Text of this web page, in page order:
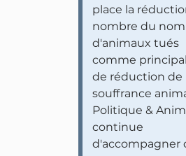
place la
nombre du
d'animaux tués
comme
de réduction de
souffrance
Politique &
continue
d'accompagner